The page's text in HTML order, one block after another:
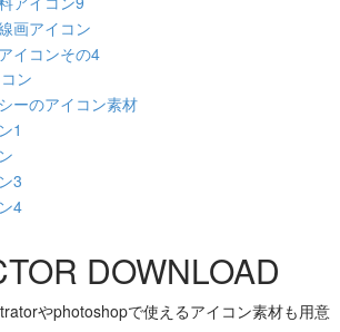
DOWNLOAD
やphotoshopで使えるアイコン素材も用意